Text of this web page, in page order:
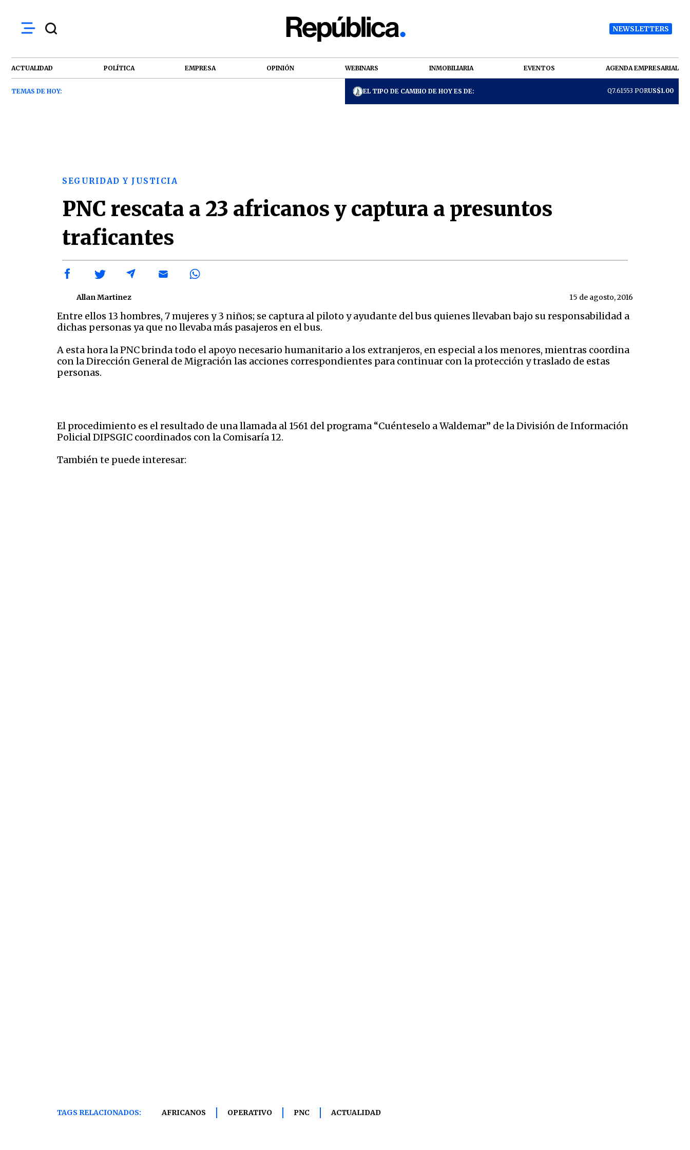
NEWSLETTERS
ACTUALIDAD POLÍTICA EMPRESA OPINIÓN WEBINARS INMOBILIARIA EVENTOS AGENDA EMPRESARIAL
TEMAS DE HOY: EL TIPO DE CAMBIO DE HOY ES DE: Q7.61553 PORUS$1.00
SEGURIDAD Y JUSTICIA
PNC rescata a 23 africanos y captura a presuntos
traficantes
Allan Martinez 15 de agosto, 2016
Entre ellos 13 hombres, 7 mujeres y 3 niños; se captura al piloto y ayudante del bus quienes llevaban bajo su responsabilidad a
dichas personas ya que no llevaba más pasajeros en el bus.
A esta hora la PNC brinda todo el apoyo necesario humanitario a los extranjeros, en especial a los menores, mientras coordina
con la Dirección General de Migración las acciones correspondientes para continuar con la protección y traslado de estas
personas.
El procedimiento es el resultado de una llamada al 1561 del programa “Cuénteselo a Waldemar” de la División de Información
Policial DIPSGIC coordinados con la Comisaría 12.
También te puede interesar:
TAGS RELACIONADOS: AFRICANOS OPERATIVO PNC ACTUALIDAD